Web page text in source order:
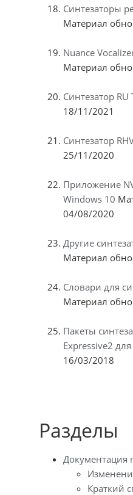
Синтезаторы
Материал
Nuance
Материал
Синтезатор RU
18/11/2021
Синтезатор
25/11/2020
Приложение
Windows 10
04/08/2020
Другие
Материал
Словари для
Материал
Пакеты
Expressive2
16/03/2018
Разделы
Документация
Краткий